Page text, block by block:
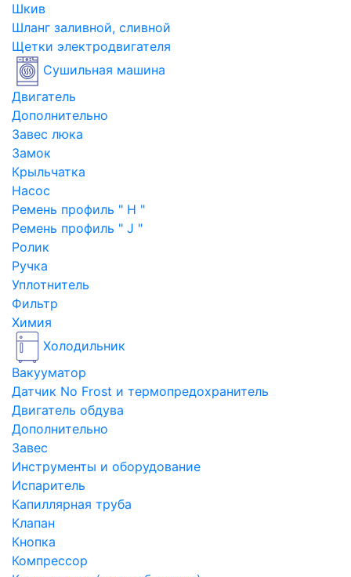
Шкив
Шланг заливной, сливной
Щетки электродвигателя
Сушильная машина
Двигатель
Дополнительно
Завес люка
Замок
Крыльчатка
Насос
Ремень профиль " H "
Ремень профиль " J "
Ролик
Ручка
Уплотнитель
Фильтр
Химия
Холодильник
Вакууматор
Датчик No Frost и термопредохранитель
Двигатель обдува
Дополнительно
Завес
Инструменты и оборудование
Испаритель
Капиллярная труба
Клапан
Кнопка
Компрессор